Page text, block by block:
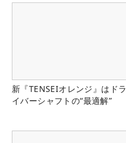
新『TENSEIオレンジ』はドラ
イバーシャフトの“最適解”